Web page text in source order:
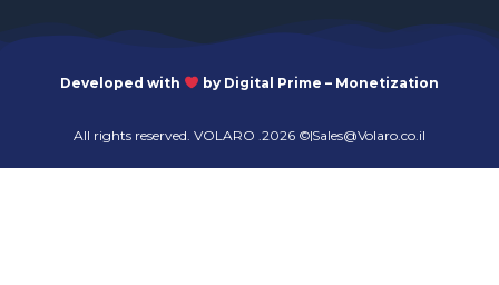
Developed with by Digital Prime – Monetization
Sales@Volaro.co.il
© 2026. All rights reserved. ​VOLARO